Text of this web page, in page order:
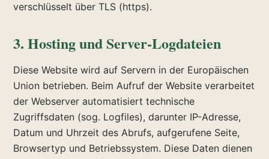
verschlüsselt über TLS (https).
3. Hosting und Server-Logdateien
Diese Website wird auf Servern in der Europäischen
Union betrieben. Beim Aufruf der Website verarbeitet
der Webserver automatisiert technische
Zugriffsdaten (sog. Logfiles), darunter IP-Adresse,
Datum und Uhrzeit des Abrufs, aufgerufene Seite,
Browsertyp und Betriebssystem. Diese Daten dienen